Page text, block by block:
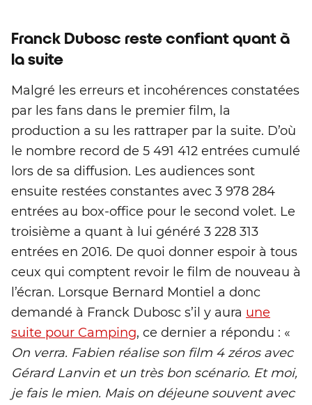
Franck Dubosc reste confiant quant à
la suite
Malgré les erreurs et incohérences constatées
par les fans dans le premier film, la
production a su les rattraper par la suite. D’où
le nombre record de 5 491 412 entrées cumulé
lors de sa diffusion. Les audiences sont
ensuite restées constantes avec 3 978 284
entrées au box-office pour le second volet. Le
troisième a quant à lui généré 3 228 313
entrées en 2016. De quoi donner espoir à tous
ceux qui comptent revoir le film de nouveau à
l’écran. Lorsque Bernard Montiel a donc
demandé à Franck Dubosc s’il y aura une
suite pour Camping, ce dernier a répondu : «
On verra. Fabien réalise son film 4 zéros avec
Gérard Lanvin et un très bon scénario. Et moi,
je fais le mien. Mais on déjeune souvent avec